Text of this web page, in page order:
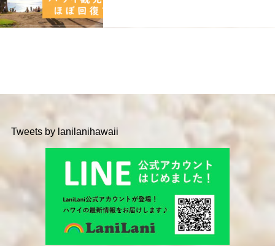
Tweets by lanilanihawaii